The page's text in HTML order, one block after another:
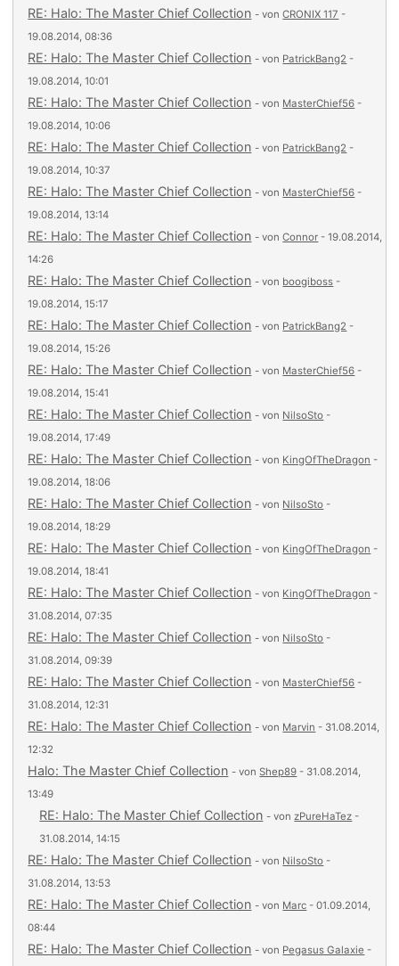
RE: Halo: The Master Chief Collection - vonCRONIX 117 -
19.08.2014, 08:36
RE: Halo: The Master Chief Collection - von PatrickBang2 -
19.08.2014, 10:01
RE: Halo: The Master Chief Collection - von MasterChief56 -
19.08.2014, 10:06
RE: Halo: The Master Chief Collection - von PatrickBang2 -
19.08.2014, 10:37
RE: Halo: The Master Chief Collection - von MasterChief56 -
19.08.2014, 13:14
RE: Halo: The Master Chief Collection - vonConnor - 19.08.2014,
14:26
RE: Halo: The Master Chief Collection - von boogiboss -
19.08.2014, 15:17
RE: Halo: The Master Chief Collection - von PatrickBang2 -
19.08.2014, 15:26
RE: Halo: The Master Chief Collection - von MasterChief56 -
19.08.2014, 15:41
RE: Halo: The Master Chief Collection - von NilsoSto -
19.08.2014, 17:49
RE: Halo: The Master Chief Collection - von KingOfTheDragon -
19.08.2014, 18:06
RE: Halo: The Master Chief Collection - von NilsoSto -
19.08.2014, 18:29
RE: Halo: The Master Chief Collection - von KingOfTheDragon -
19.08.2014, 18:41
RE: Halo: The Master Chief Collection - von KingOfTheDragon -
31.08.2014, 07:35
RE: Halo: The Master Chief Collection - von NilsoSto -
31.08.2014, 09:39
RE: Halo: The Master Chief Collection - von MasterChief56 -
31.08.2014, 12:31
RE: Halo: The Master Chief Collection - von Marvin - 31.08.2014,
12:32
Halo: The Master Chief Collection - vonShep89 - 31.08.2014,
13:49
RE: Halo: The Master Chief Collection - vonzPureHaTez -
31.08.2014, 14:15
RE: Halo: The Master Chief Collection - von NilsoSto -
31.08.2014, 13:53
RE: Halo: The Master Chief Collection - von Marc - 01.09.2014,
08:44
RE: Halo: The Master Chief Collection - von Pegasus Galaxie -